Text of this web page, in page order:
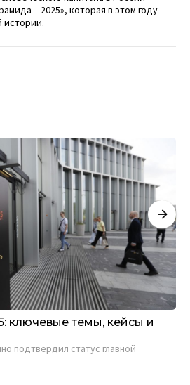
– 2025», которая в этом году
истории.
ключевые темы, кейсы и
подтвердил статус главной